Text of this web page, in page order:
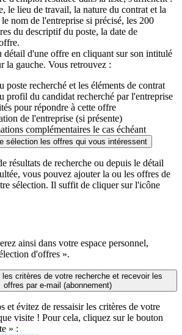
le lieu de travail, la nature du contrat et la
nom de l'entreprise si précisé, les 200
du descriptif du poste, la date de
détail d'une offre en cliquant sur son intitulé
la gauche. Vous retrouvez :
poste recherché et les éléments de contrat
profil du candidat recherché par l'entreprise
pour répondre à cette offre
de l'entreprise (si présente)
complémentaires le cas échéant
sélection les offres qui vous intéressent
résultats de recherche ou depuis le détail
vous pouvez ajouter la ou les offres de
sélection. Il suffit de cliquer sur l'icône
ainsi dans votre espace personnel,
d'offres ».
les critères de votre recherche et recevoir les
offres par e-mail (abonnement)
et évitez de ressaisir les critères de votre
visite ! Pour cela, cliquez sur le bouton
» :